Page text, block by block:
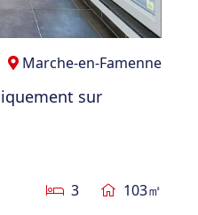
Marche-en-Famenne
sur
3 103㎡